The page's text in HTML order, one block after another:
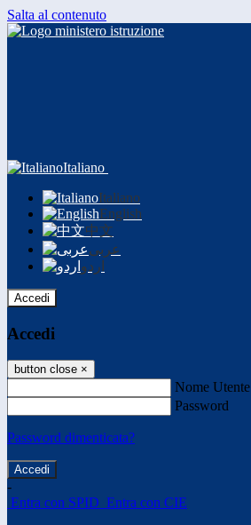
Salta al contenuto
Italiano
Italiano
English
中文
عربى
اردو
Accedi
Accedi
button close ×
Nome Utente
Password
Password dimenticata?
-
Entra con SPID Entra con CIE